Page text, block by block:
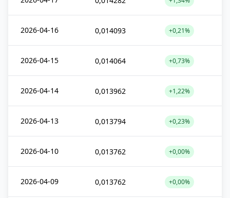
2026-04-16 0,014093 +0,21%
2026-04-15 0,014064 +0,73%
2026-04-14 0,013962 +1,22%
2026-04-13 0,013794 +0,23%
2026-04-10 0,013762 +0,00%
2026-04-09 0,013762 +0,00%